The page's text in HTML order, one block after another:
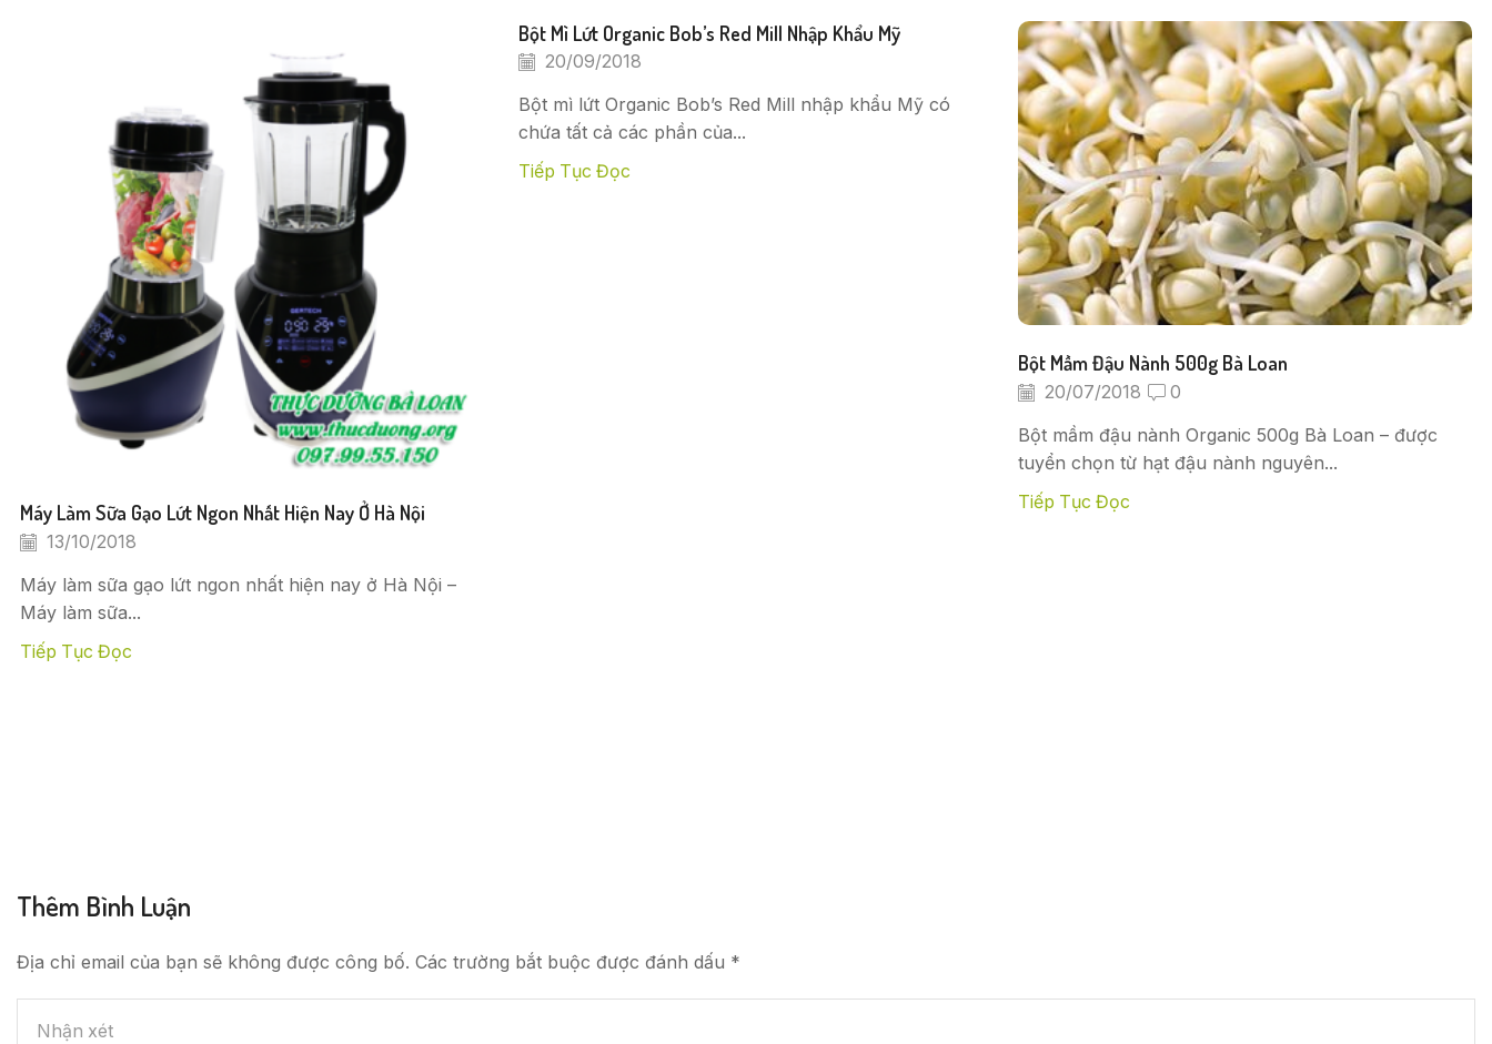
Máy Làm Sữa Gạo Lứt Ngon Nhất Hiện Nay Ở Hà Nội
13/10/2018
Máy làm sữa gạo lứt ngon nhất hiện nay ở Hà Nội –
Máy làm sữa...
Tiếp Tục Đọc
Bột Mì Lứt Organic Bob’s Red Mill Nhập Khẩu Mỹ
20/09/2018
Bột mì lứt Organic Bob’s Red Mill nhập khẩu Mỹ có
chứa tất cả các phần của...
Tiếp Tục Đọc
Bột Mầm Đậu Nành 500g Bà Loan
20/07/2018 0
Bột mầm đậu nành Organic 500g Bà Loan – được
tuyển chọn từ hạt đậu nành nguyên...
Tiếp Tục Đọc
Thêm Bình Luận
Địa chỉ email của bạn sẽ không được công bố. Các trường bắt buộc được đánh dấu *